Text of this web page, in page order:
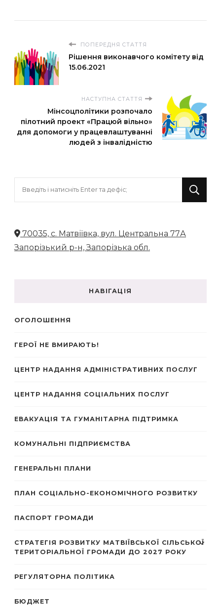
ПОПЕРЕДНЯ СТАТТЯ
Рішення виконавчого комітету від
15.06.2021
НАСТУПНА СТАТТЯ
Мінсоцполітики розпочало
пілотний проект «Працюй вільно»
для допомоги у працевлаштуванні
людей з інвалідністю
70035, с. Матвіївка, вул. Центральна 77А
Запорізький р-н, Запорізька обл.
НАВІГАЦІЯ
ОГОЛОШЕННЯ
ГЕРОЇ НЕ ВМИРАЮТЬ!
ЦЕНТР НАДАННЯ АДМІНІСТРАТИВНИХ ПОСЛУГ
ЦЕНТР НАДАННЯ СОЦІАЛЬНИХ ПОСЛУГ
ЕВАКУАЦІЯ ТА ГУМАНІТАРНА ПІДТРИМКА
КОМУНАЛЬНІ ПІДПРИЄМСТВА
ГЕНЕРАЛЬНІ ПЛАНИ
ПЛАН СОЦІАЛЬНО-ЕКОНОМІЧНОГО РОЗВИТКУ
ПАСПОРТ ГРОМАДИ
СТРАТЕГІЯ РОЗВИТКУ МАТВІЇВСЬКОЇ СІЛЬСЬКОЇ
ТЕРИТОРІАЛЬНОЇ ГРОМАДИ ДО 2027 РОКУ
РЕГУЛЯТОРНА ПОЛІТИКА
БЮДЖЕТ